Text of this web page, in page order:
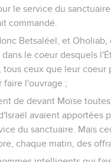
le service du
commandé.
Betsaléel, et Oholiab,
le coeur desquels
ceux que leur coeur
faire l'ouvrage ;
de devant Moïse
avaient apportées
du sanctuaire. Mais
chaque matin, des